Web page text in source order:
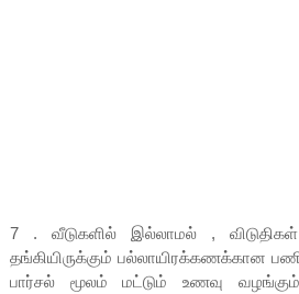
7 . வீடுகளில் இல்லாமல் ,
தங்கியிருக்கும் பல்லாயிரக்கணக்கான
பார்சல் மூலம் மட்டும் உணவு